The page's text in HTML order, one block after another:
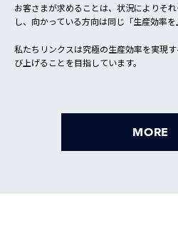
お客さまが求めることは、状況によりそ
し、向かっている方向は同じ「生産効率を
私たちリンクスは究極の生産効率を実現
び上げることを目指しています。
MORE